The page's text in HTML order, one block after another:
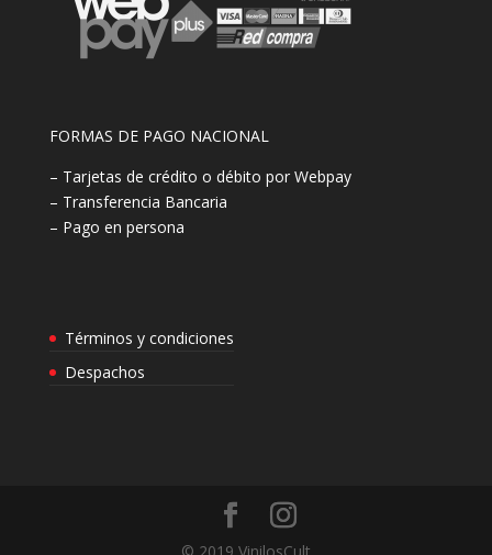
FORMAS DE PAGO NACIONAL
– Tarjetas de crédito o débito por Webpay
– Transferencia Bancaria
– Pago en persona
Términos y condiciones
Despachos